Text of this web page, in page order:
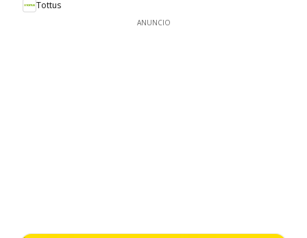
Tottus
ANUNCIO